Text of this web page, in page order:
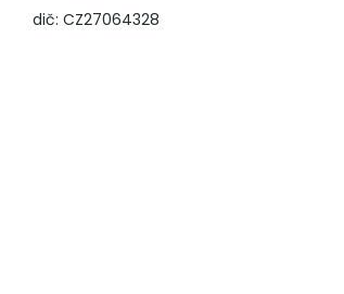
dič: CZ27064328